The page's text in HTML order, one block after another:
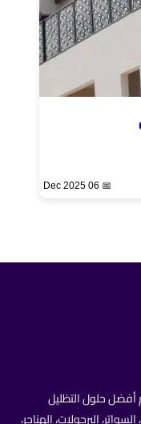
📅 06 Dec 2025
حلول التظليل
البرجولات، الهناجر،